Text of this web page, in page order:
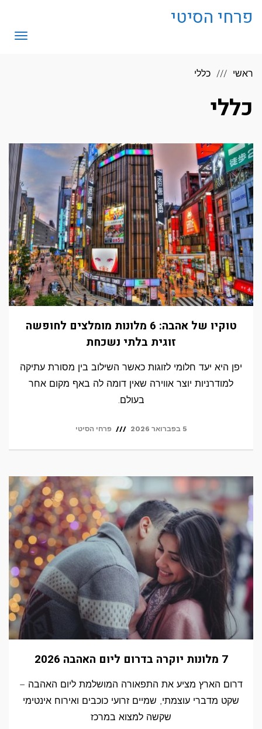
פרחי הסיטי
ראשי כללי
כללי
טוקיו של אהבה: 6 מלונות מומלצים לחופשה
זוגית בלתי נשכחת
יפן היא יעד חלומי לזוגות כאשר השילוב בין מסורת עתיקה
למודרניות יוצר אווירה שאין דומה לה באף מקום אחר
בעולם.
5 בפברואר 2026 פרחי הסיטי
7 מלונות יוקרה בדרום ליום האהבה 2026
דרום הארץ מציע את התפאורה המושלמת ליום האהבה –
שקט מדברי עוצמתי, שמיים זרועי כוכבים ואירוח אינטימי
שקשה למצוא במרכז